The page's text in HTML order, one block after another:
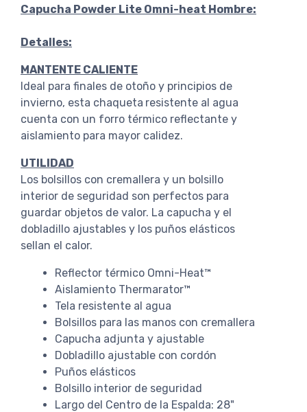
Capucha Powder Lite Omni-heat Hombre:
Detalles:
MANTENTE CALIENTE
Ideal para finales de otoño y principios de
invierno, esta chaqueta resistente al agua
cuenta con un forro térmico reflectante y
aislamiento para mayor calidez.
UTILIDAD
Los bolsillos con cremallera y un bolsillo
interior de seguridad son perfectos para
guardar objetos de valor. La capucha y el
dobladillo ajustables y los puños elásticos
sellan el calor.
Reflector térmico Omni-Heat™
Aislamiento Thermarator™
Tela resistente al agua
Bolsillos para las manos con cremallera
Capucha adjunta y ajustable
Dobladillo ajustable con cordón
Puños elásticos
Bolsillo interior de seguridad
Largo del Centro de la Espalda: 28"